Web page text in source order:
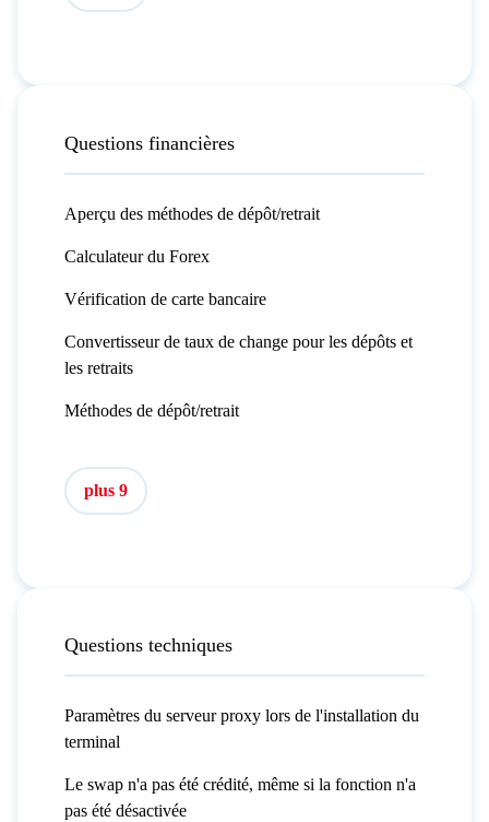
Questions financières
Aperçu des méthodes de dépôt/retrait
Calculateur du Forex
Vérification de carte bancaire
Convertisseur de taux de change pour les dépôts et
les retraits
Méthodes de dépôt/retrait
plus 9
Questions techniques
Paramètres du serveur proxy lors de l'installation du
terminal
Le swap n'a pas été crédité, même si la fonction n'a
pas été désactivée